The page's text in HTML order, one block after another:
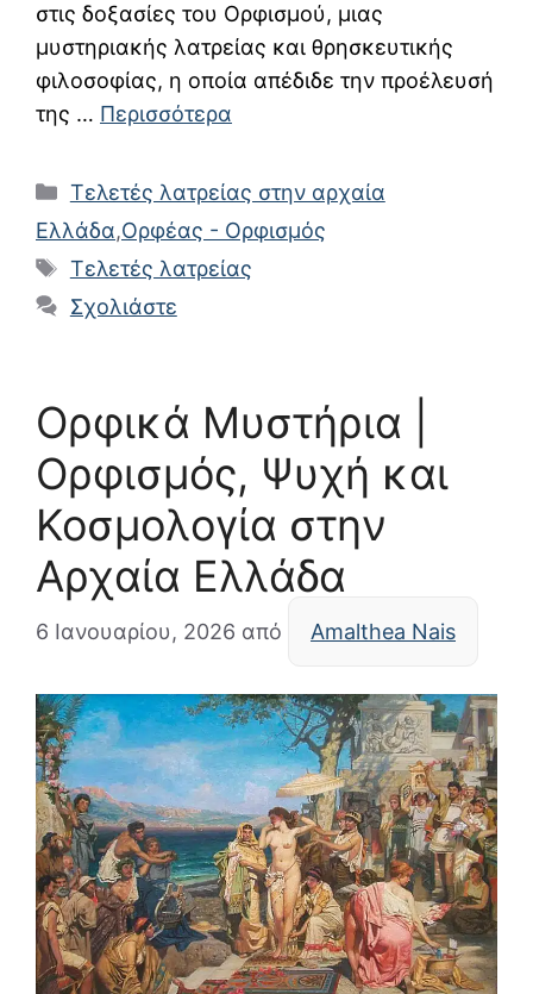
στις δοξασίες του Ορφισμού, μιας
μυστηριακής λατρείας και θρησκευτικής
φιλοσοφίας, η οποία απέδιδε την προέλευσή
της … Περισσότερα
Κατηγορίες
Τελετές λατρείας στην αρχαία
Ελλάδα,Ορφέας - Ορφισμός
Ετικέτες
Τελετές λατρείας
Σχολιάστε
Ορφικά Μυστήρια |
Ορφισμός, Ψυχή και
Κοσμολογία στην
Αρχαία Ελλάδα
6 Ιανουαρίου, 2026 από Amalthea Nais